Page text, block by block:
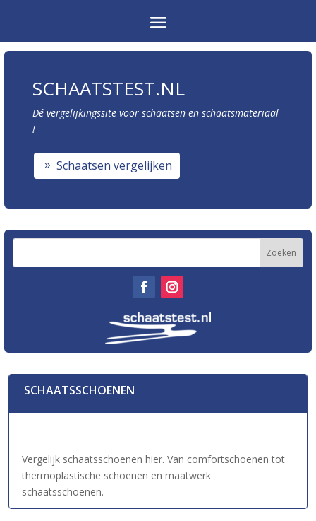
SCHAATSTEST.NL
Dé vergelijkingssite voor schaatsen en schaatsmateriaal
!
Schaatsen vergelijken
SCHAATSSCHOENEN
Vergelijk schaatsschoenen hier. Van comfortschoenen tot
thermoplastische schoenen en maatwerk
schaatsschoenen.